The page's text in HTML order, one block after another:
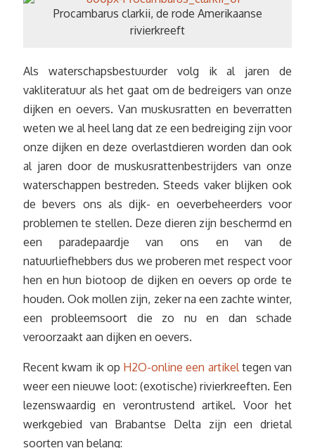
Procambarus clarkii, de rode Amerikaanse
rivierkreeft
Als waterschapsbestuurder volg ik al jaren de
vakliteratuur als het gaat om de bedreigers van onze
dijken en oevers. Van muskusratten en beverratten
weten we al heel lang dat ze een bedreiging zijn voor
onze dijken en deze overlastdieren worden dan ook
al jaren door de muskusrattenbestrijders van onze
waterschappen bestreden. Steeds vaker blijken ook
de bevers ons als dijk- en oeverbeheerders voor
problemen te stellen. Deze dieren zijn beschermd en
een paradepaardje van ons en van de
natuurliefhebbers dus we proberen met respect voor
hen en hun biotoop de dijken en oevers op orde te
houden. Ook mollen zijn, zeker na een zachte winter,
een probleemsoort die zo nu en dan schade
veroorzaakt aan dijken en oevers.
Recent kwam ik op H2O-online een artikeltegen van
weer een nieuwe loot: (exotische) rivierkreeften. Een
lezenswaardig en verontrustend artikel. Voor het
werkgebied van Brabantse Delta zijn een drietal
soorten van belang: